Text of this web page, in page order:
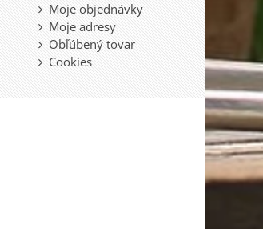
Moje objednávky
Moje adresy
Obľúbený tovar
Cookies